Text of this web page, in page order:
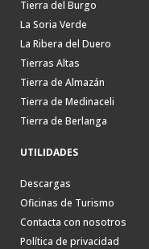
Tierra del Burgo
La Soria Verde
La Ribera del Duero
Tierras Altas
Tierra de Almazán
Tierra de Medinaceli
Tierra de Berlanga
UTILIDADES
Descargas
Oficinas de Turismo
Contacta con nosotros
Política de privacidad